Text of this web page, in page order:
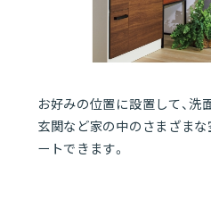
エルヴィータ
05 ファンシオ
お好みの位置に設置して、洗
玄関など家の中のさまざま
ートできます。